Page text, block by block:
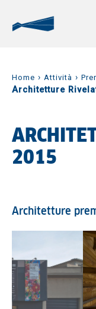
Home › Attività ›
Architetture
2015
Architetture